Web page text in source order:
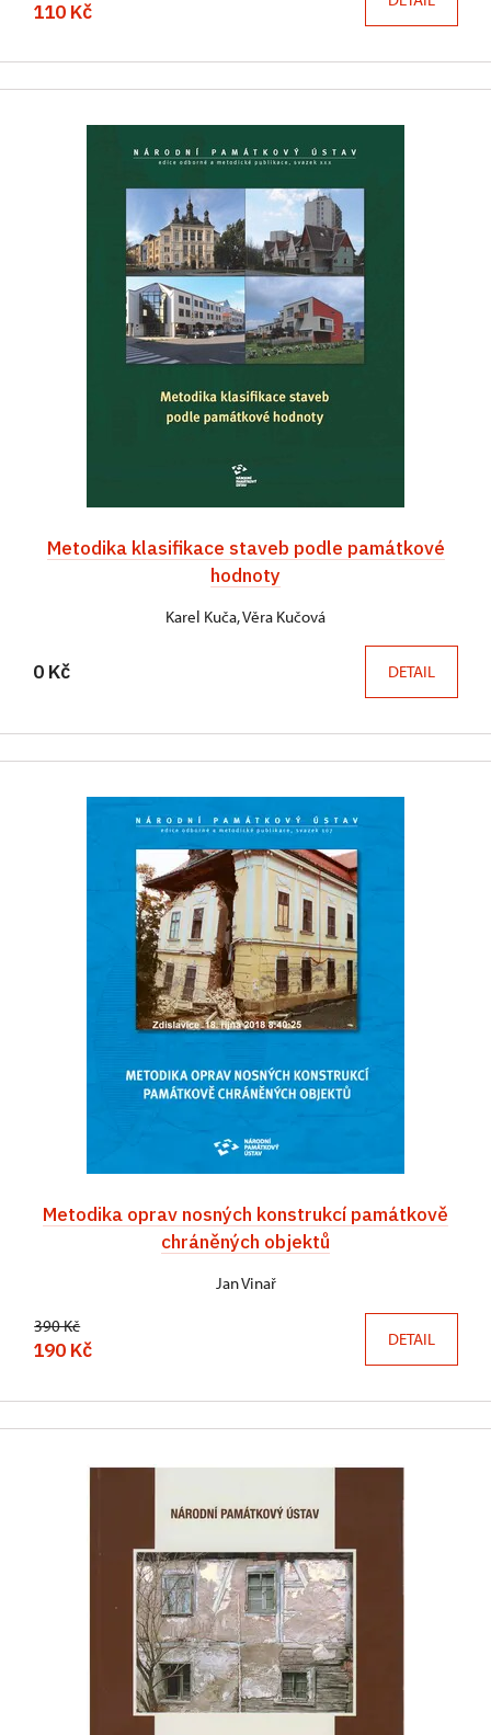
110 Kč
Metodika klasifikace staveb podle památkové
hodnoty
Karel Kuča, Věra Kučová
0 Kč DETAIL
Metodika oprav nosných konstrukcí památkově
chráněných objektů
Jan Vinař
390 Kč
190 Kč DETAIL